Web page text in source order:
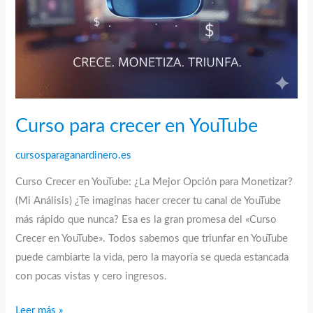
más
alcance
Curso para crecer en YouTube
cursosparaganardinero.es
Curso Crecer en YouTube: ¿La Mejor Opción para Monetizar?
(Mi Análisis) ¿Te imaginas hacer crecer tu canal de YouTube
más rápido que nunca? Esa es la gran promesa del «Curso
Crecer en YouTube». Todos sabemos que triunfar en YouTube
puede cambiarte la vida, pero la mayoría se queda estancada
con pocas vistas y cero ingresos.
Curso
Leer más »